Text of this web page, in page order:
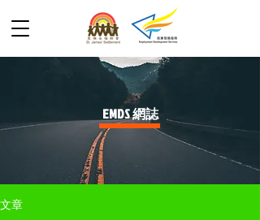
​EMDS 網誌
文章